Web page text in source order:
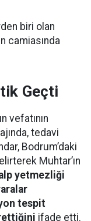
biri olan
camiasında
Geçti
vefatının
tedavi
Bodrum’daki
Muhtar’ın
yetmezliği
tespit
ifade etti.